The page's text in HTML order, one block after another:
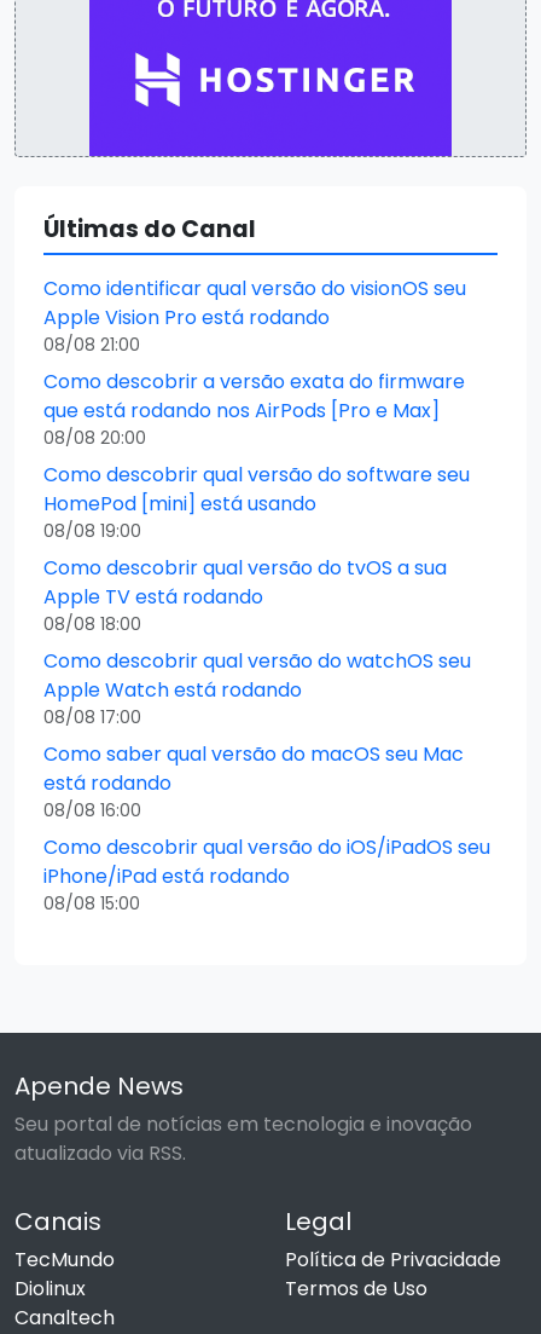
Últimas do Canal
Como identificar qual versão do visionOS seu
Apple Vision Pro está rodando
08/08 21:00
Como descobrir a versão exata do firmware
que está rodando nos AirPods [Pro e Max]
08/08 20:00
Como descobrir qual versão do software seu
HomePod [mini] está usando
08/08 19:00
Como descobrir qual versão do tvOS a sua
Apple TV está rodando
08/08 18:00
Como descobrir qual versão do watchOS seu
Apple Watch está rodando
08/08 17:00
Como saber qual versão do macOS seu Mac
está rodando
08/08 16:00
Como descobrir qual versão do iOS/iPadOS seu
iPhone/iPad está rodando
08/08 15:00
Apende News
Seu portal de notícias em tecnologia e inovação
atualizado via RSS.
Canais
TecMundo
Diolinux
Canaltech
Legal
Política de Privacidade
Termos de Uso